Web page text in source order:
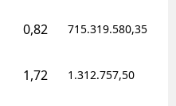
0,82 715.319.580,35
1,72 1.312.757,50